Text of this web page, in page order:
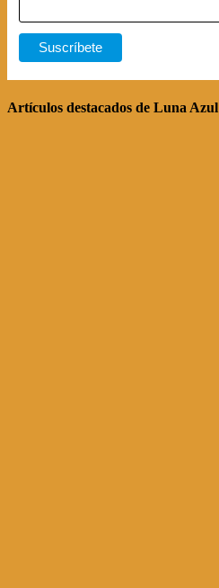
Artículos destacados de Luna Azul